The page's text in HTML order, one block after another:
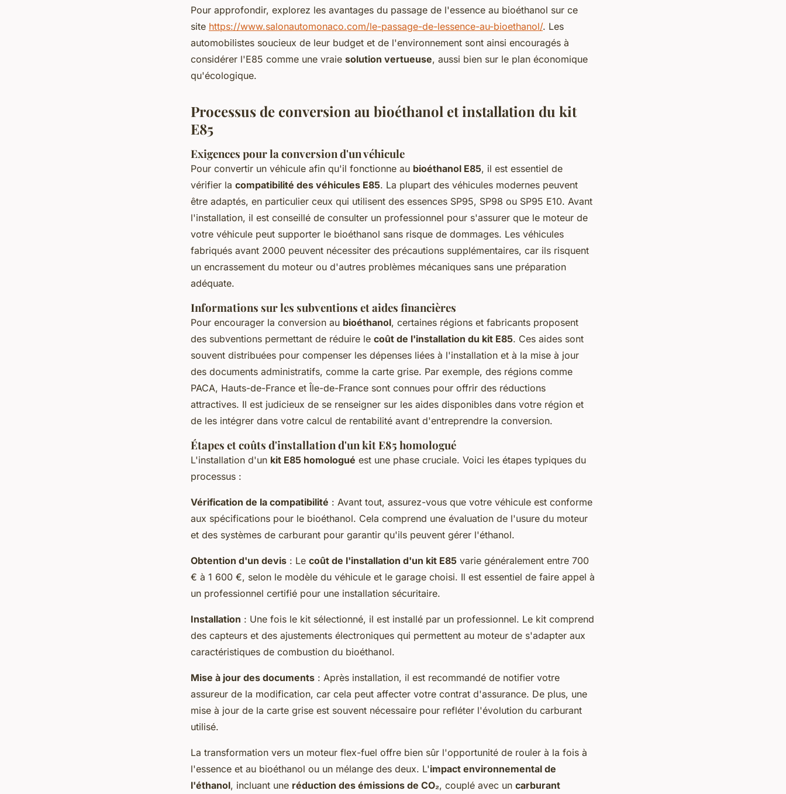
Pour approfondir, explorez les avantages du passage de l'essence au bioéthanol sur ce
site https://www.salonautomonaco.com/le-passage-de-lessence-au-bioethanol/. Les
automobilistes soucieux de leur budget et de l'environnement sont ainsi encouragés à
considérer l'E85 comme une vraie solution vertueuse, aussi bien sur le plan économique
qu'écologique.
Processus de conversion au bioéthanol et installation du kit
E85
Exigences pour la conversion d'un véhicule
Pour convertir un véhicule afin qu'il fonctionne au bioéthanol E85, il est essentiel de
vérifier la compatibilité des véhicules E85. La plupart des véhicules modernes peuvent
être adaptés, en particulier ceux qui utilisent des essences SP95, SP98 ou SP95 E10. Avant
l'installation, il est conseillé de consulter un professionnel pour s'assurer que le moteur de
votre véhicule peut supporter le bioéthanol sans risque de dommages. Les véhicules
fabriqués avant 2000 peuvent nécessiter des précautions supplémentaires, car ils risquent
un encrassement du moteur ou d'autres problèmes mécaniques sans une préparation
adéquate.
Informations sur les subventions et aides financières
Pour encourager la conversion au bioéthanol, certaines régions et fabricants proposent
des subventions permettant de réduire le coût de l'installation du kit E85. Ces aides sont
souvent distribuées pour compenser les dépenses liées à l'installation et à la mise à jour
des documents administratifs, comme la carte grise. Par exemple, des régions comme
PACA, Hauts-de-France et Île-de-France sont connues pour offrir des réductions
attractives. Il est judicieux de se renseigner sur les aides disponibles dans votre région et
de les intégrer dans votre calcul de rentabilité avant d'entreprendre la conversion.
Étapes et coûts d'installation d'un kit E85 homologué
L'installation d'un kit E85 homologué est une phase cruciale. Voici les étapes typiques du
processus :
Vérification de la compatibilité : Avant tout, assurez-vous que votre véhicule est conforme
aux spécifications pour le bioéthanol. Cela comprend une évaluation de l'usure du moteur
et des systèmes de carburant pour garantir qu'ils peuvent gérer l'éthanol.
Obtention d'un devis : Le coût de l'installation d'un kit E85 varie généralement entre 700
€ à 1 600 €, selon le modèle du véhicule et le garage choisi. Il est essentiel de faire appel à
un professionnel certifié pour une installation sécuritaire.
Installation : Une fois le kit sélectionné, il est installé par un professionnel. Le kit comprend
des capteurs et des ajustements électroniques qui permettent au moteur de s'adapter aux
caractéristiques de combustion du bioéthanol.
Mise à jour des documents : Après installation, il est recommandé de notifier votre
assureur de la modification, car cela peut affecter votre contrat d'assurance. De plus, une
mise à jour de la carte grise est souvent nécessaire pour refléter l'évolution du carburant
utilisé.
La transformation vers un moteur flex-fuel offre bien sûr l'opportunité de rouler à la fois à
l'essence et au bioéthanol ou un mélange des deux. L'impact environnemental de
l'éthanol, incluant une réduction des émissions de CO₂, couplé avec un carburant